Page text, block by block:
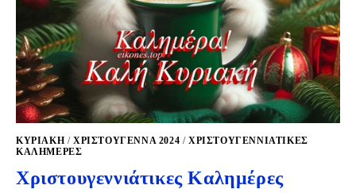
ΚΥΡΙΑΚΉ /ΧΡΙΣΤΟΥΓΕΝΝΑ 2024 /ΧΡΙΣΤΟΥΓΕΝΝΙΆΤΙΚΕΣ
ΚΑΛΗΜΈΡΕΣ
Χριστουγεννιάτικες Καλημέρες